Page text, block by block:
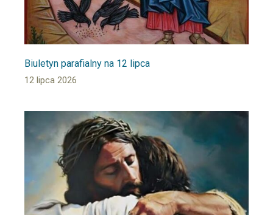
Biuletyn parafialny na 12 lipca
12 lipca 2026